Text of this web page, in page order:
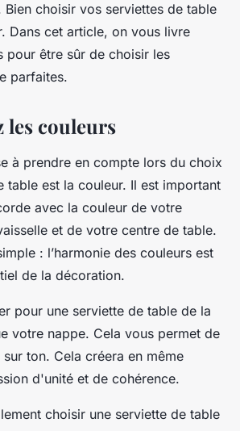
Bien choisir vos serviettes de table
Dans cet article, on vous livre
pour être sûr de choisir les
parfaites.
les couleurs
à prendre en compte lors du choix
table est la couleur. Il est important
avec la couleur de votre
et de votre centre de table.
: l’harmonie des couleurs est
de la décoration.
pour une serviette de table de la
votre nappe. Cela vous permet de
ton. Cela créera en même
d'unité et de cohérence.
choisir une serviette de table